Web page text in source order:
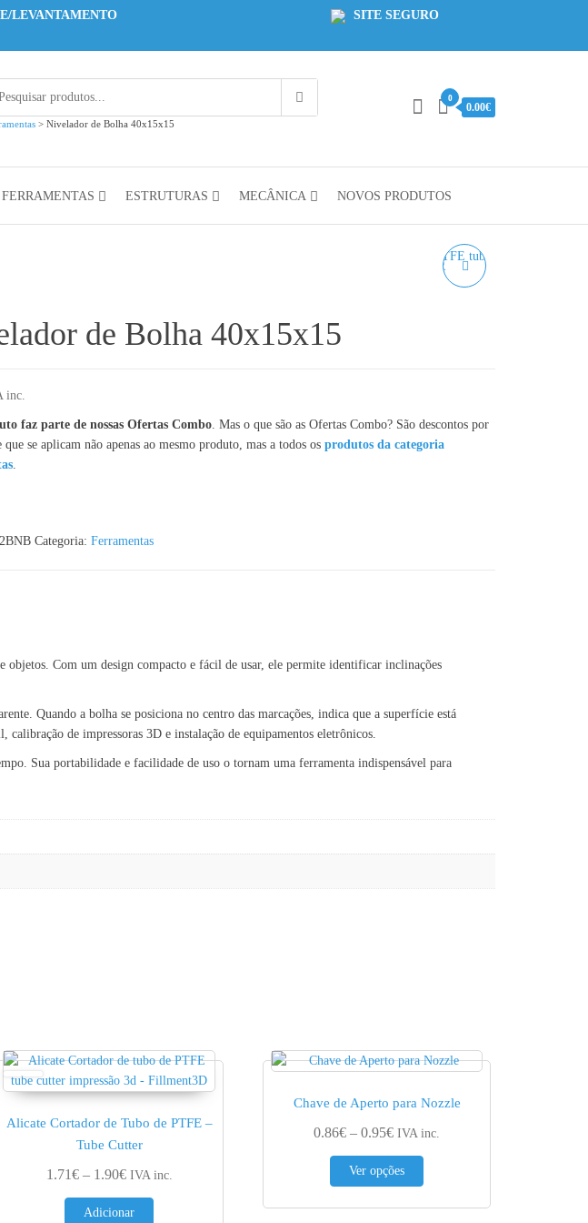
LEVANTAMENTO
SITE SEGURO
> Nivelador de Bolha 40x15x15
0
0.00€
ESTRUTURAS MECÂNICA NOVOS PRODUTOS
ALICATE CORTADOR
de Bolha 40x15x15
inc.
faz parte de nossas Ofertas Combo. Mas o que são as Ofertas Combo? São descontos por
que se aplicam não apenas ao mesmo produto, mas a todos os produtos da categoria
.
Categoria: Ferramentas
objetos. Com um design compacto e fácil de usar, ele permite identificar inclinações
Quando a bolha se posiciona no centro das marcações, indica que a superfície está
de impressoras 3D e instalação de equipamentos eletrônicos.
Sua portabilidade e facilidade de uso o tornam uma ferramenta indispensável para
9.70€
Alicate Cortador de Tubo de PTFE –
Tube Cutter
1.71€ – 1.90€Price range: 1.71€ through 1.90€
IVA inc.
Adicionar
Chave de Aperto para Nozzle
0.86€ – 0.95€Price range: 0.86€ through 0.95€
IVA inc.
Ver opções
This product has multiple